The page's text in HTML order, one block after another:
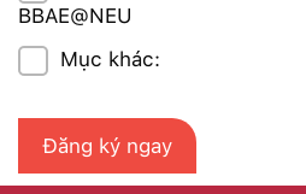
BBAE@NEU
Mục khác: